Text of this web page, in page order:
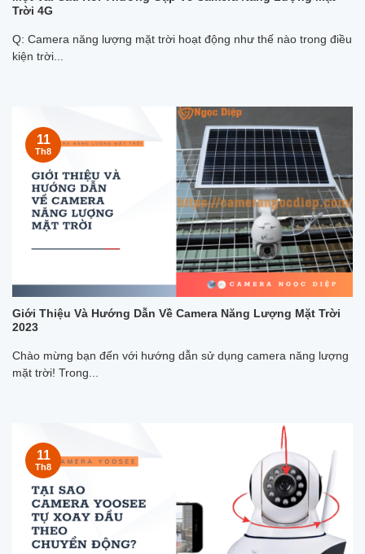
Trời 4G
Q: Camera năng lượng mặt trời hoạt động như thế nào trong điều
kiện trời...
Giới Thiệu Và Hướng Dẫn Về Camera Năng Lượng Mặt Trời
2023
Chào mừng bạn đến với hướng dẫn sử dụng camera năng lượng
mặt trời! Trong...
11
Th8
11
Th8